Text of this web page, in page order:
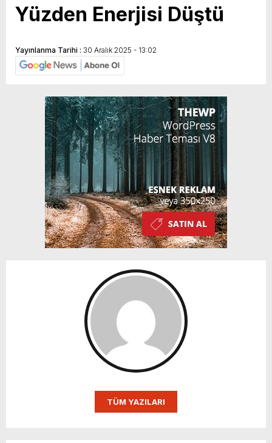
Yüzden Enerjisi Düştü
Yayınlanma Tarihi : 30 Aralık 2025 - 13:02
TÜM YAZILARI